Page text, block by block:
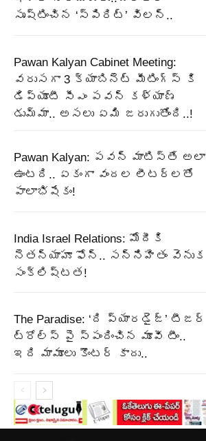
సృష్టించిన ‘స్పిరిట్’ విలన్..
Pawan Kalyan Cabinet Meeting:
వరుసగా 3 క్యాబినెట్ మీటింగ్స్ కి
డిప్యూటీ సీఎం పవన్ కళ్యాణ్
డుమ్మా.. అసలు ఏమి జరుగుతోంది..!
Pawan Kalyan: పవన్ మాటిస్తే అలా
ఉంటది.. ఏకంగా వందల లీటర్లతో
పాలాభిషేకం!
India Israel Relations: మోదీకి
నెతన్యాహూ ఫోన్‌.. సన్నిహితం వెనుక
సంక్లిష్టత!
The Paradise: ‘ది ప్యారడైజ్’ టీజర్
ట్రోల్స్ పై స్పందించిన మూవీ టీం..
ఇది మామూలు కౌంటర్ కాదు..